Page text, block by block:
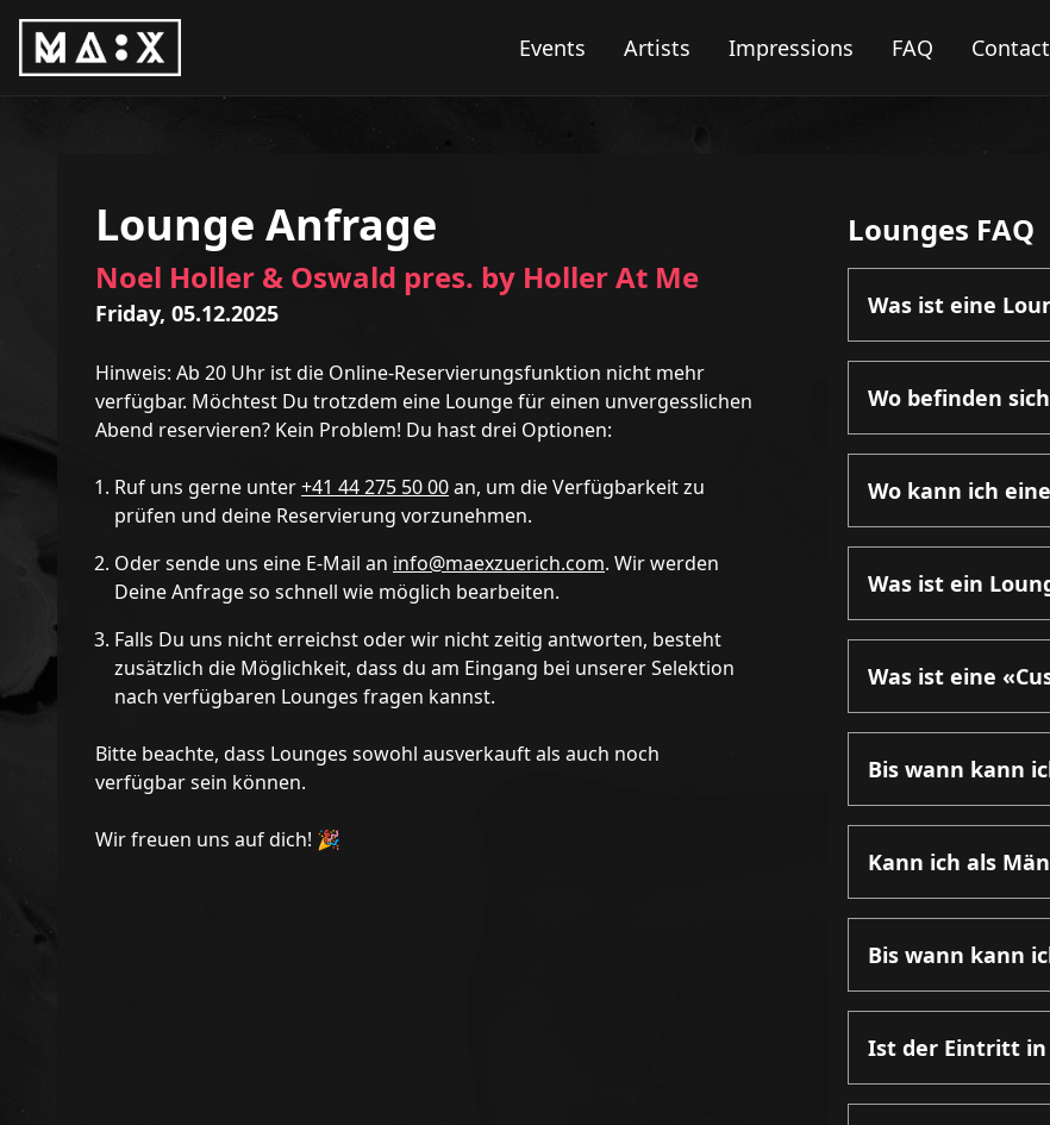
Events Artists Impressions FAQ Contact
Lounge Anfrage
Noel Holler & Oswald pres. by Holler At Me
Friday, 05.12.2025
Hinweis: Ab 20 Uhr ist die Online-Reservierungsfunktion nicht mehr
verfügbar. Möchtest Du trotzdem eine Lounge für einen unvergesslichen
Abend reservieren? Kein Problem! Du hast drei Optionen:
Ruf uns gerne unter+41 44 275 50 00an, um die Verfügbarkeit zu
prüfen und deine Reservierung vorzunehmen.
Oder sende uns eine E-Mail an info@maexzuerich.com. Wir werden
Deine Anfrage so schnell wie möglich bearbeiten.
Falls Du uns nicht erreichst oder wir nicht zeitig antworten, besteht
zusätzlich die Möglichkeit, dass du am Eingang bei unserer Selektion
nach verfügbaren Lounges fragen kannst.
Bitte beachte, dass Lounges sowohl ausverkauft als auch noch
verfügbar sein können.
Wir freuen uns auf dich! 🎉
Lounges FAQ
Was ist eine
Wo befinden
Wo kann ich
Was ist ein
Was ist eine
Bis wann kann
Kann ich als
Bis wann kann
Ist der Eintritt in